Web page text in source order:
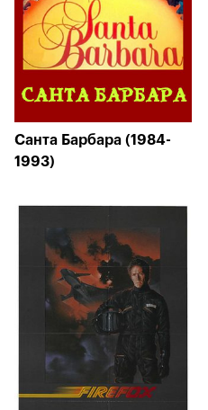
Санта Барбара (1984-
1993)